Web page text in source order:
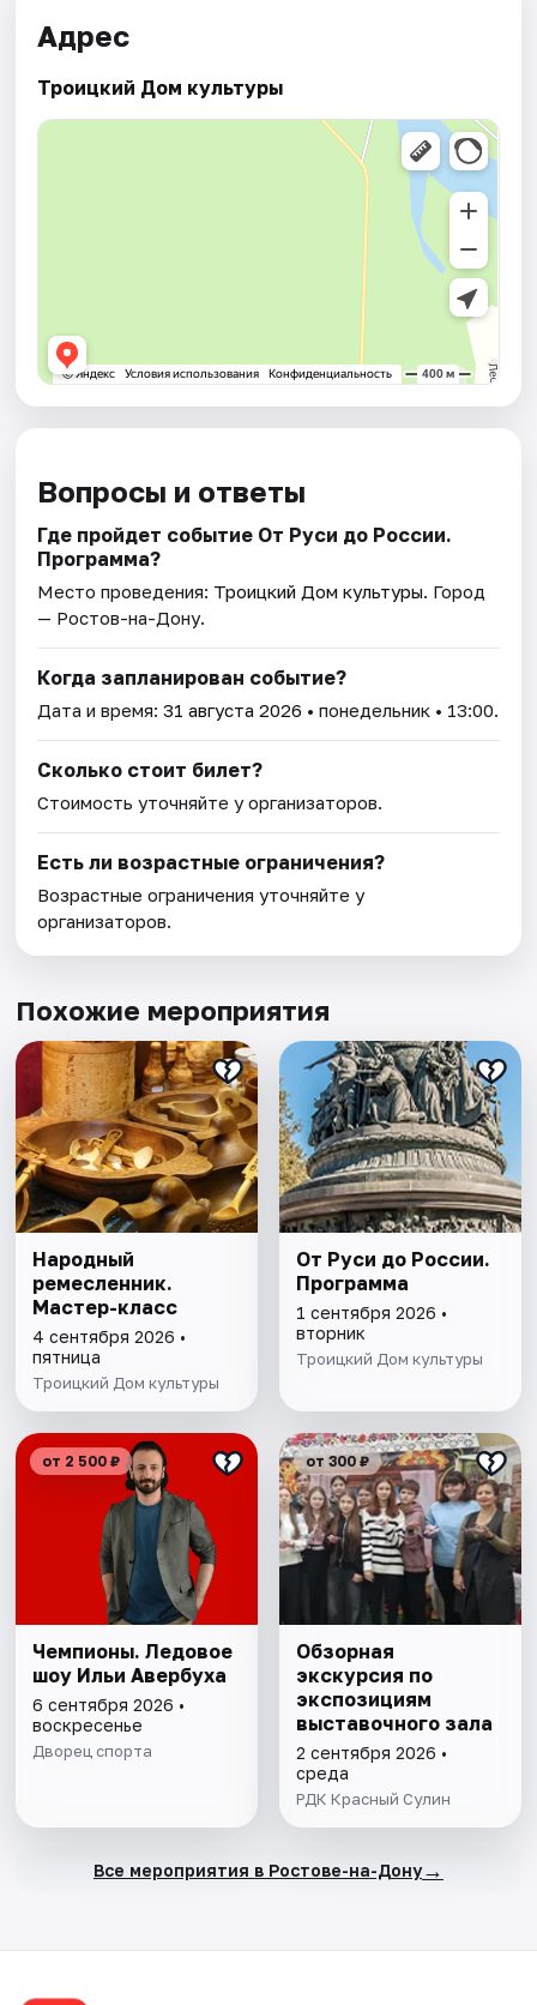
Адрес
Троицкий Дом культуры
Вопросы и ответы
Где пройдет событие От Руси до России.
Программа?
Место проведения: Троицкий Дом культуры. Город
— Ростов-на-Дону.
Когда запланирован событие?
Дата и время:31 августа 2026 • понедельник • 13:00.
Сколько стоит билет?
Стоимость уточняйте у организаторов.
Есть ли возрастные ограничения?
Возрастные ограничения уточняйте у
организаторов.
Похожие мероприятия
Народный
ремесленник.
Мастер-класс
4 сентября 2026 •
пятница
Троицкий Дом культуры
От Руси до России.
Программа
1 сентября 2026 •
вторник
Троицкий Дом культуры
от 2 500 ₽
Чемпионы. Ледовое
шоу Ильи Авербуха
6 сентября 2026 •
воскресенье
Дворец спорта
от 300 ₽
Обзорная
экскурсия по
экспозициям
выставочного зала
2 сентября 2026 •
среда
РДК Красный Сулин
Все мероприятия в Ростове-на-Дону→